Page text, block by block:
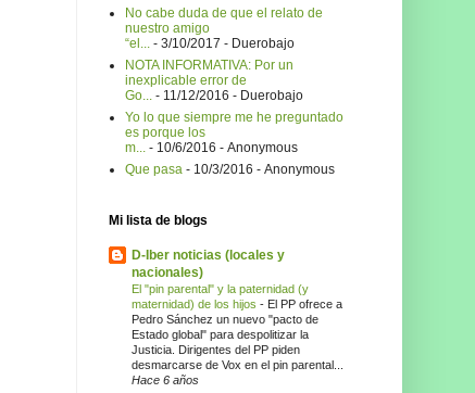
No cabe duda de que el relato de
nuestro amigo
“el...
- 3/10/2017 - Duerobajo
NOTA INFORMATIVA: Por un
inexplicable error de
Go...
- 11/12/2016 - Duerobajo
Yo lo que siempre me he preguntado
es porque los
m...
- 10/6/2016 - Anonymous
Que pasa - 10/3/2016 - Anonymous
Mi lista de blogs
D-Iber noticias (locales y
nacionales)
El "pin parental" y la paternidad (y
maternidad) de los hijos - El PP ofrece a
Pedro Sánchez un nuevo "pacto de
Estado global" para despolitizar la
Justicia. Dirigentes del PP piden
desmarcarse de Vox en el pin parental...
Hace 6 años